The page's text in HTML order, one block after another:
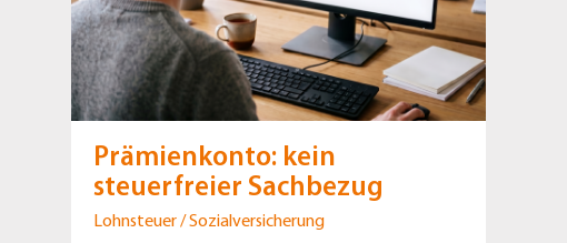
Prämienkonto: kein
steuerfreier Sachbezug
Lohnsteuer / Sozialversicherung